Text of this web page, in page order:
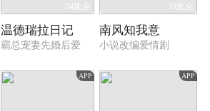
24集全
温德瑞拉日记
霸总宠妻先婚后爱
39集全
南风知我意
小说改编爱情剧
APP APP